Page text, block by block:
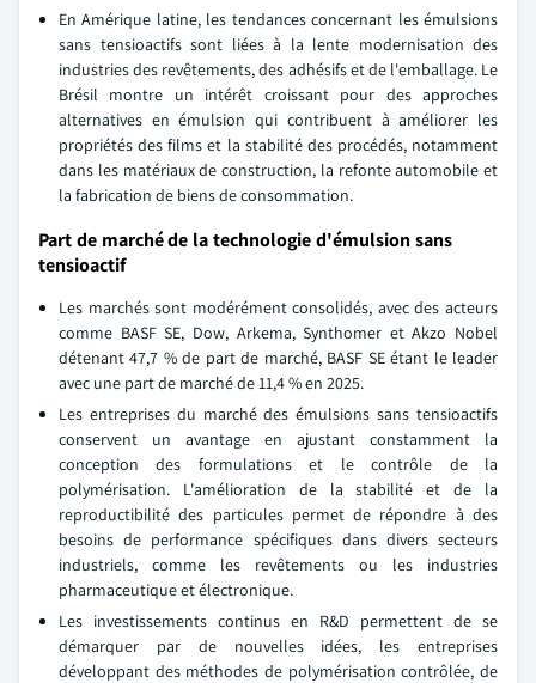
En Amérique latine, les tendances concernant les émulsions
sans tensioactifs sont liées à la lente modernisation des
industries des revêtements, des adhésifs et de l'emballage. Le
Brésil montre un intérêt croissant pour des approches
alternatives en émulsion qui contribuent à améliorer les
propriétés des films et la stabilité des procédés, notamment
dans les matériaux de construction, la refonte automobile et
la fabrication de biens de consommation.
Part de marché de la technologie d'émulsion sans
tensioactif
Les marchés sont modérément consolidés, avec des acteurs
comme BASF SE, Dow, Arkema, Synthomer et Akzo Nobel
détenant 47,7 % de part de marché, BASF SE étant le leader
avec une part de marché de 11,4 % en 2025.
Les entreprises du marché des émulsions sans tensioactifs
conservent un avantage en ajustant constamment la
conception des formulations et le contrôle de la
polymérisation. L'amélioration de la stabilité et de la
reproductibilité des particules permet de répondre à des
besoins de performance spécifiques dans divers secteurs
industriels, comme les revêtements ou les industries
pharmaceutique et électronique.
Les investissements continus en R&D permettent de se
démarquer par de nouvelles idées, les entreprises
développant des méthodes de polymérisation contrôlée, de